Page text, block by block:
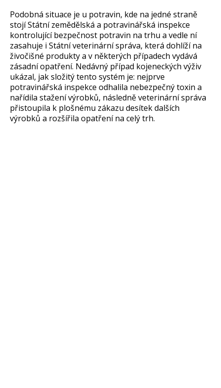
Podobná situace je u potravin, kde na jedné straně
stojí Státní zemědělská a potravinářská inspekce
kontrolující bezpečnost potravin na trhu a vedle ní
zasahuje i Státní veterinární správa, která dohlíží na
živočišné produkty a v některých případech vydává
zásadní opatření. Nedávný případ kojeneckých výživ
ukázal, jak složitý tento systém je: nejprve
potravinářská inspekce odhalila nebezpečný toxin a
nařídila stažení výrobků, následně veterinární správa
přistoupila k plošnému zákazu desítek dalších
výrobků a rozšířila opatření na celý trh.